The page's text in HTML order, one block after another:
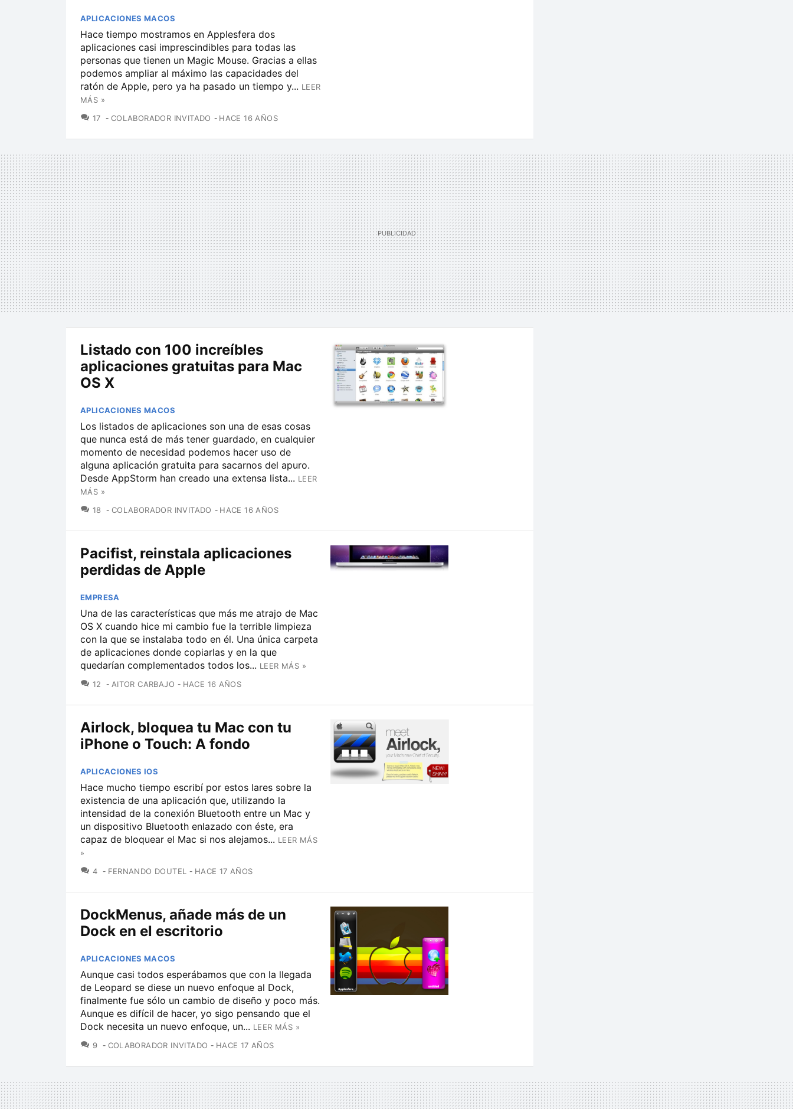
APLICACIONES MACOS
Hace tiempo mostramos en Applesfera dos
aplicaciones casi imprescindibles para todas las
personas que tienen un Magic Mouse. Gracias a ellas
podemos ampliar al máximo las capacidades del
ratón de Apple, pero ya ha pasado un tiempo y... LEER
MÁS »
17 COMENTARIOS
COLABORADOR INVITADO HACE 16 AÑOS
Listado con 100 increíbles
aplicaciones gratuitas para Mac
OS X
APLICACIONES MACOS
Los listados de aplicaciones son una de esas cosas
que nunca está de más tener guardado, en cualquier
momento de necesidad podemos hacer uso de
alguna aplicación gratuita para sacarnos del apuro.
Desde AppStorm han creado una extensa lista... LEER
MÁS »
18 COMENTARIOS
COLABORADOR INVITADO HACE 16 AÑOS
Pacifist, reinstala aplicaciones
perdidas de Apple
EMPRESA
Una de las características que más me atrajo de Mac
OS X cuando hice mi cambio fue la terrible limpieza
con la que se instalaba todo en él. Una única carpeta
de aplicaciones donde copiarlas y en la que
quedarían complementados todos los... LEER MÁS »
12
COMENTARIOS
AITOR CARBAJO HACE 16 AÑOS
Airlock, bloquea tu Mac con tu
iPhone o Touch: A fondo
APLICACIONES IOS
Hace mucho tiempo escribí por estos lares sobre la
existencia de una aplicación que, utilizando la
intensidad de la conexión Bluetooth entre un Mac y
un dispositivo Bluetooth enlazado con éste, era
capaz de bloquear el Mac si nos alejamos... LEER MÁS
»
4 COMENTARIOS
FERNANDO DOUTEL HACE 17 AÑOS
DockMenus, añade más de un
Dock en el escritorio
APLICACIONES MACOS
Aunque casi todos esperábamos que con la llegada
de Leopard se diese un nuevo enfoque al Dock,
finalmente fue sólo un cambio de diseño y poco más.
Aunque es difícil de hacer, yo sigo pensando que el
Dock necesita un nuevo enfoque, un... LEER MÁS »
9 COMENTARIOS
COLABORADOR INVITADO HACE 17 AÑOS